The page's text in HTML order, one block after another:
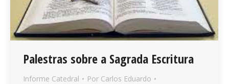
Palestras sobre a Sagrada Escritura
Informe Catedral Por Carlos Eduardo